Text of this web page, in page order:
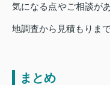
気になる点やご相談が
地調査から見積もりま
まとめ